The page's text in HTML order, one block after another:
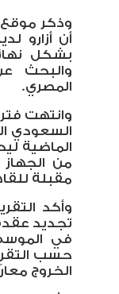
أن أزارو
بشكل
والبحث
المصري.
وانتهت
السعودي
الماضية
من
مقبلة
وأكد
تجديد
في
حسب
الخروج